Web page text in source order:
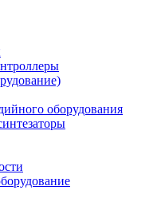
оборудования